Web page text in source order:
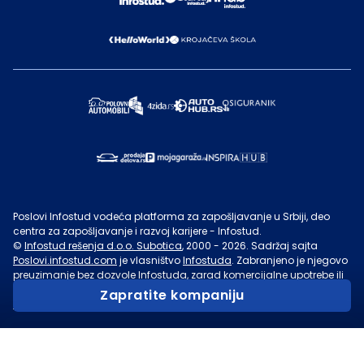
Zapratite kompaniju
Poslovi Infostud vodeća platforma za zapošljavanje u Srbiji, deo
centra za zapošljavanje i razvoj karijere - Infostud.
© Infostud rešenja d.o.o. Subotica, 2000 - 2026. Sadržaj sajta
Poslovi.infostud.com je vlasništvoInfostuda. Zabranjeno je njegovo
preuzimanje bez dozvoleInfostuda, zarad komercijalne upotrebe ili
u druge svrhe, osim za lične potrebe posetilaca sajta.